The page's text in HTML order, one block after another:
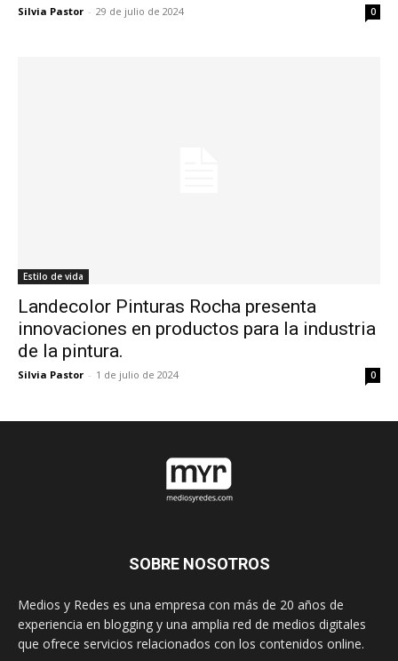
Silvia Pastor - 29 de julio de 2024 0
Estilo de vida
Landecolor Pinturas Rocha presenta
innovaciones en productos para la industria
de la pintura.
Silvia Pastor - 1 de julio de 2024 0
SOBRE NOSOTROS
Medios y Redes es una empresa con más de 20 años de
experiencia en blogging y una amplia red de medios digitales
que ofrece servicios relacionados con los contenidos online.